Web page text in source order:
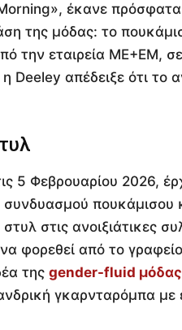
έκανε
της μόδας: το
την εταιρεία ME+EM,
Deeley απέδειξε ότι το
5 Φεβρουαρίου 2026,
συνδυασμού πουκάμισου
στις ανοιξιάτικες
φορεθεί από το γραφείο
της gender-fluid μόδας
γκαρνταρόμπα